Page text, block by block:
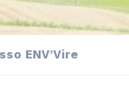
ENV’Vire